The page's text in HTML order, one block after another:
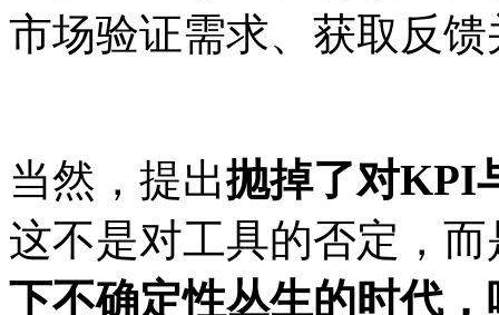
市场验证需求、获取反
当然，提出抛掉了对KPI
这不是对工具的否定，
下不确定性丛生的时代